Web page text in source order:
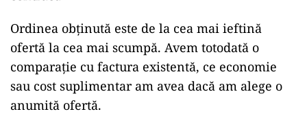
Ordinea obținută este de la cea mai ieftină
ofertă la cea mai scumpă. Avem totodată o
comparație cu factura existentă, ce economie
sau cost suplimentar am avea dacă am alege o
anumită ofertă.